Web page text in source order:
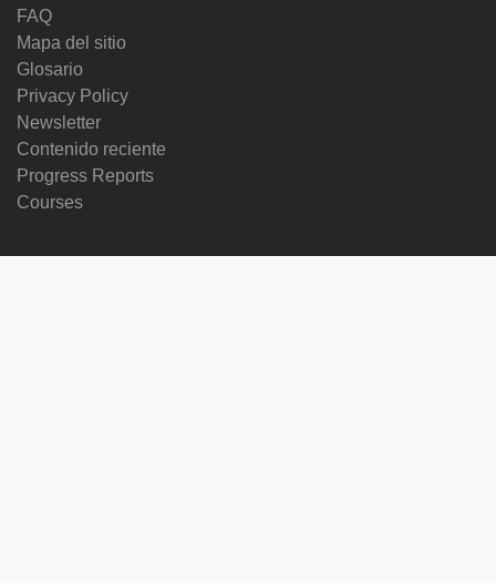
FAQ
Mapa del sitio
Glosario
Privacy Policy
Newsletter
Contenido reciente
Progress Reports
Courses